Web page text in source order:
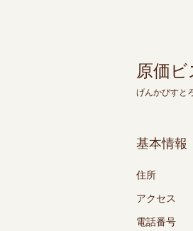
原価
げんかびすと
基本情報
住所
アクセス
電話番号